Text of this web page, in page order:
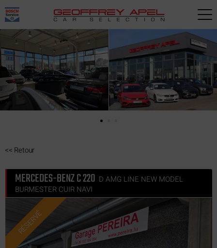
<< Retour
MERCEDES-BENZ C 220 D AMG LINE NEW MODEL
BURMESTER CUIR NAVI
RÉSERVÉ